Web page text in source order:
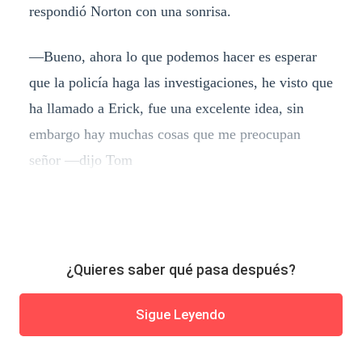
respondió Norton con una sonrisa.
—Bueno, ahora lo que podemos hacer es esperar
que la policía haga las investigaciones, he visto que
ha llamado a Erick, fue una excelente idea, sin
embargo hay muchas cosas que me preocupan
señor —dijo Tom
¿Quieres saber qué pasa después?
Sigue Leyendo